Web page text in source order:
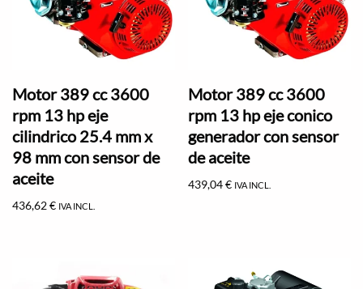
Motor 389 cc 3600
rpm 13 hp eje
cilindrico 25.4 mm x
98 mm con sensor de
aceite
436,62€ IVA INCL.
Motor 389 cc 3600
rpm 13 hp eje conico
generador con sensor
de aceite
439,04€ IVA INCL.